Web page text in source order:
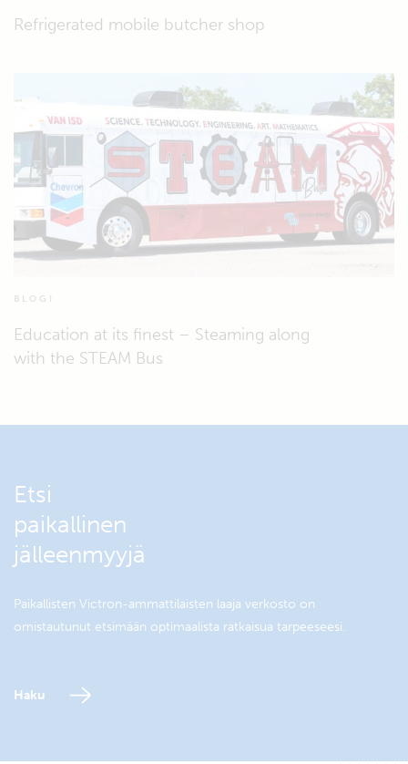
Refrigerated mobile butcher shop
BLOGI
Education at its finest – Steaming along
with the STEAM Bus
Etsi
paikallinen
jälleenmyyjä
Paikallisten Victron-ammattilaisten laaja verkosto on
omistautunut etsimään optimaalista ratkaisua tarpeeseesi.
Haku